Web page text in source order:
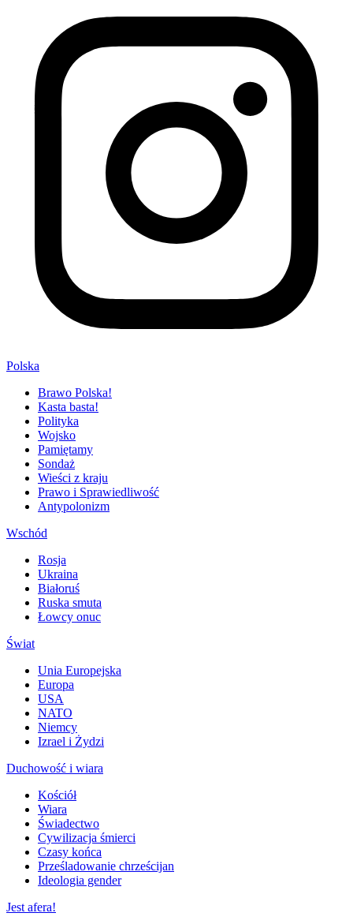
Polska
Brawo Polska!
Kasta basta!
Polityka
Wojsko
Pamiętamy
Sondaż
Wieści z kraju
Prawo i Sprawiedliwość
Antypolonizm
Wschód
Rosja
Ukraina
Białoruś
Ruska smuta
Łowcy onuc
Świat
Unia Europejska
Europa
USA
NATO
Niemcy
Izrael i Żydzi
Duchowość i wiara
Kościół
Wiara
Świadectwo
Cywilizacja śmierci
Czasy końca
Prześladowanie chrześcijan
Ideologia gender
Jest afera!